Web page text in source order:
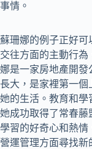
事情。
蘇珊娜的例子正好可
交往方面的主動行
娜是一家房地產開發
長大，是家裡第一個
她的生活。教育和學
她成功取得了常春
學習的好奇心和熱情
營運管理方面尋找